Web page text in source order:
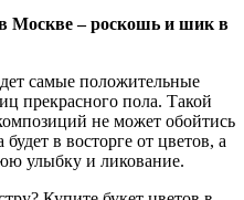
Москве – роскошь и шик в
самые положительные
прекрасного пола. Такой
не может обойтись
в восторге от цветов, а
улыбку и ликование.